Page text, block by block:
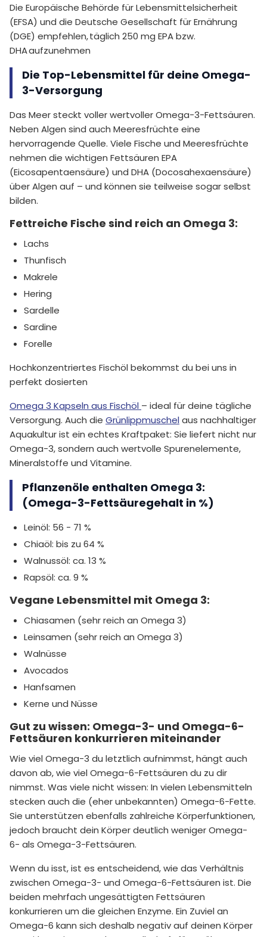
Die Europäische Behörde für Lebensmittelsicherheit
(EFSA) und die Deutsche Gesellschaft für Ernährung
(DGE) empfehlen, täglich 250 mg EPA bzw.
DHA aufzunehmen
Die Top-Lebensmittel für deine Omega-
3-Versorgung
Das Meer steckt voller wertvoller Omega-3-Fettsäuren.
Neben Algen sind auch Meeresfrüchte eine
hervorragende Quelle. Viele Fische und Meeresfrüchte
nehmen die wichtigen Fettsäuren EPA
(Eicosapentaensäure) und DHA (Docosahexaensäure)
über Algen auf – und können sie teilweise sogar selbst
bilden.
Fettreiche Fische sind reich an Omega 3:
Lachs
Thunfisch
Makrele
Hering
Sardelle
Sardine
Forelle
Hochkonzentriertes Fischöl bekommst du bei uns in
perfekt dosierten
Omega 3 Kapseln aus Fischöl – ideal für deine tägliche
Versorgung. Auch die Grünlippmuschelaus nachhaltiger
Aquakultur ist ein echtes Kraftpaket: Sie liefert nicht nur
Omega-3, sondern auch wertvolle Spurenelemente,
Mineralstoffe und Vitamine.
Pflanzenöle enthalten Omega 3:
(Omega-3-Fettsäuregehalt in %)
Leinöl: 56 - 71 %
Chiaöl: bis zu 64 %
Walnussöl: ca. 13 %
Rapsöl: ca. 9 %
Vegane Lebensmittel mit Omega 3:
Chiasamen (sehr reich an Omega 3)
Leinsamen (sehr reich an Omega 3)
Walnüsse
Avocados
Hanfsamen
Kerne und Nüsse
Gut zu wissen: Omega-3- und Omega-6-
Fettsäuren konkurrieren miteinander
Wie viel Omega-3 du letztlich aufnimmst, hängt auch
davon ab, wie viel Omega-6-Fettsäuren du zu dir
nimmst. Was viele nicht wissen: In vielen Lebensmitteln
stecken auch die (eher unbekannten) Omega-6-Fette.
Sie unterstützen ebenfalls zahlreiche Körperfunktionen,
jedoch braucht dein Körper deutlich weniger Omega-
6- als Omega-3-Fettsäuren.
Wenn du isst, ist es entscheidend, wie das Verhältnis
zwischen Omega-3- und Omega-6-Fettsäuren ist. Die
beiden mehrfach ungesättigten Fettsäuren
konkurrieren um die gleichen Enzyme. Ein Zuviel an
Omega-6 kann sich deshalb negativ auf deinen Körper